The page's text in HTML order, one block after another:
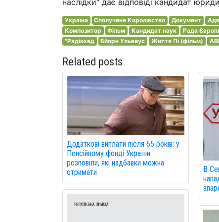
наслідки" дає відповіді кандидат
Україна Сполучене Королівство Документ
Композитор
Фільм Кандидат наук Рада
"Радіохед
Бйорн Ульвеус Життя Пі (фільм)
Related posts
Додаткові виплати після 65 років: у
Пенсійному фонді України
розповіли, які надбавки можна
отримати
В